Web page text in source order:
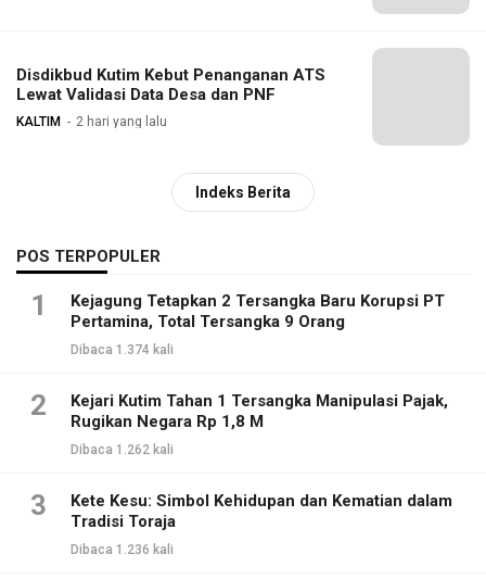
Disdikbud Kutim Kebut Penanganan ATS
Lewat Validasi Data Desa dan PNF
KALTIM 2 hari yang lalu
Indeks Berita
POS TERPOPULER
1
Kejagung Tetapkan 2 Tersangka Baru Korupsi PT
Pertamina, Total Tersangka 9 Orang
Dibaca 1.374 kali
2
Kejari Kutim Tahan 1 Tersangka Manipulasi Pajak,
Rugikan Negara Rp 1,8 M
Dibaca 1.262 kali
3
Kete Kesu: Simbol Kehidupan dan Kematian dalam
Tradisi Toraja
Dibaca 1.236 kali